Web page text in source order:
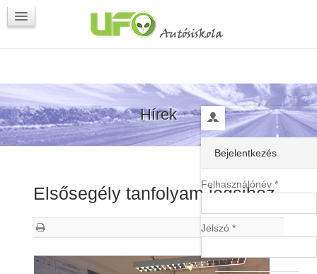
Programok
Bejelentkezés
Felhasználónév *
Jelszó *
Hírek
Elsősegély tanfolyam jogsihoz